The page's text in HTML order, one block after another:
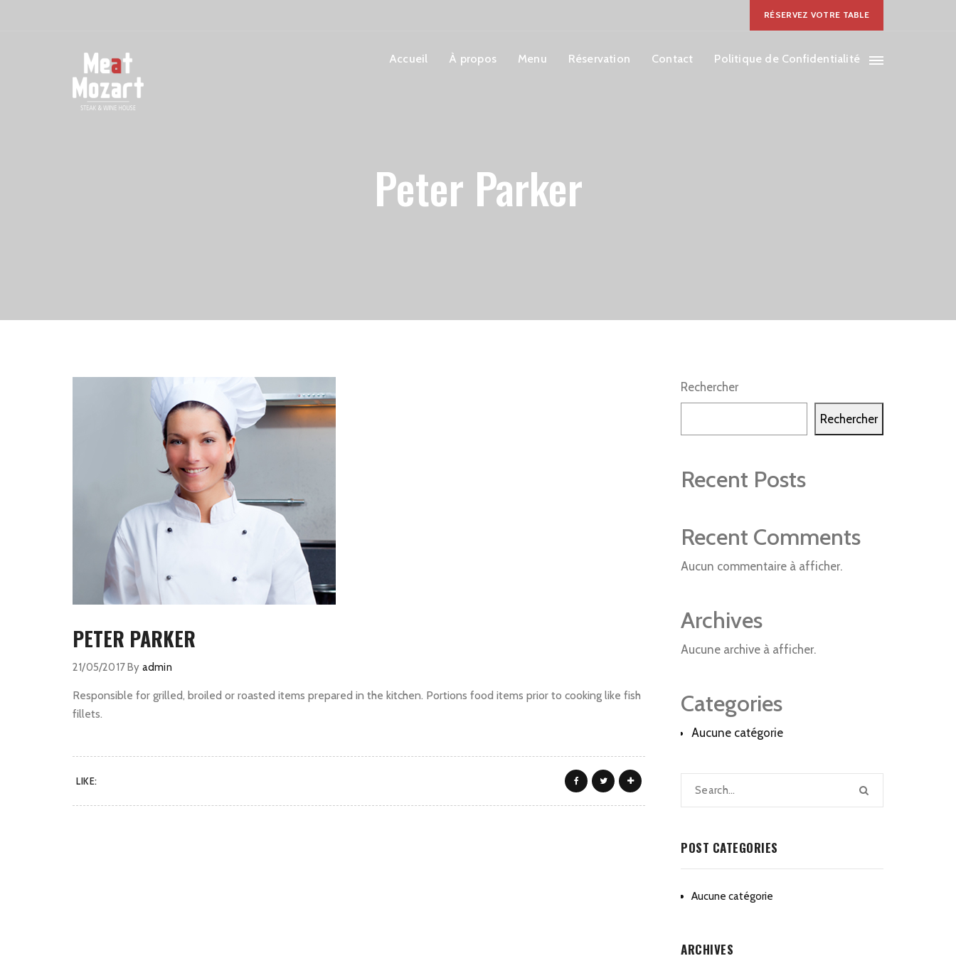
RÉSERVEZ VOTRE TABLE
Accueil À propos Menu Réservation Contact Politique de Confidentialité
Peter Parker
PETER PARKER
21/05/2017By admin
Responsible for grilled, broiled or roasted items prepared in the kitchen. Portions food items prior to cooking like fish
fillets.
LIKE:
Rechercher
Rechercher
Recent Posts
Recent Comments
Aucun commentaire à afficher.
Archives
Aucune archive à afficher.
Categories
Aucune catégorie
POST CATEGORIES
Aucune catégorie
ARCHIVES